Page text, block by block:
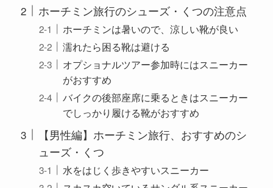
ホーチミン旅行のシューズ・くつの注意点
ホーチミンは暑いので、涼しい靴が良い
濡れたら困る靴は避ける
オプショナルツアー参加時にはスニーカー
がおすすめ
バイクの後部座席に乗るときはスニーカー
でしっかり履ける靴がおすすめ
【男性編】ホーチミン旅行、おすすめのシ
ューズ・くつ
水をはじく歩きやすいスニーカー